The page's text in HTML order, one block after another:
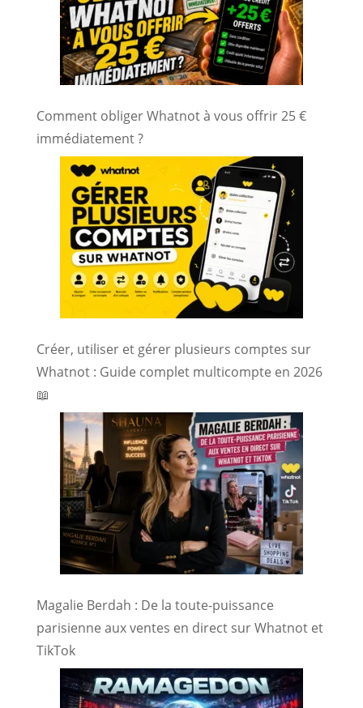
Comment obliger Whatnot à vous offrir 25 €
immédiatement ?
Créer, utiliser et gérer plusieurs comptes sur
Whatnot : Guide complet multicompte en 2026
📖
Magalie Berdah : De la toute-puissance
parisienne aux ventes en direct sur Whatnot et
TikTok